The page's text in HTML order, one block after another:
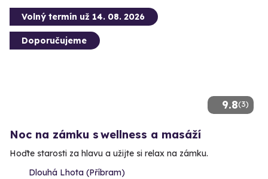
9.8(3)
Volný termín už 14. 08. 2026
Doporučujeme
Noc na zámku s wellness a masáží
Hoďte starosti za hlavu a užijte si relax na zámku.
Dlouhá Lhota (Příbram)